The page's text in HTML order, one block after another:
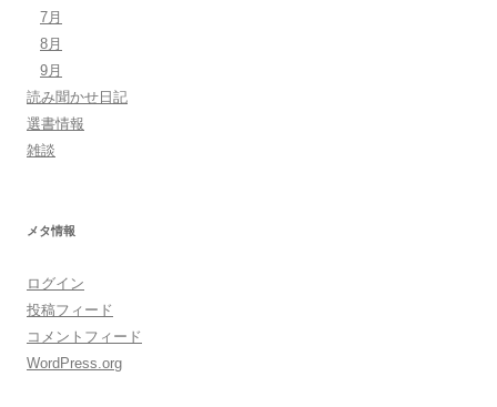
7月
8月
9月
読み聞かせ日記
選書情報
雑談
メタ情報
ログイン
投稿フィード
コメントフィード
WordPress.org